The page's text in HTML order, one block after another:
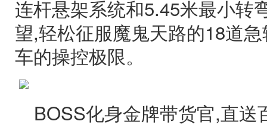
连杆悬架系统和5.45米最小转
望,轻松征服魔鬼天路的18道
车的操控极限。
BOSS化身金牌带货官,直送